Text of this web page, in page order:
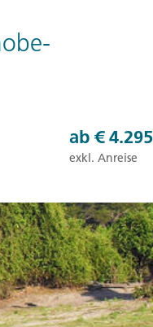
ab € 4.295
exkl. Anreise